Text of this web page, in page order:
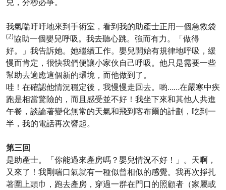
我氣喘吁吁地來到手術室，看到我的助產士正用一個急救袋
(2)協助一個嬰兒呼吸。我去聽心跳。強而有力。「做得
好。」我告訴她。她繼續工作。嬰兒開始有規律地呼吸，緩
慢而肯定，很快我們便讓小家伙自己呼吸。他只是需要一些
幫助去適應這個新的環境，而他做到了。
哇！在確認他情況穩定後，我慢慢走回去。喲……在嚴寒中疾
跑是相當驚險的，而且感受並不好！我坐下來和其他人共進
午餐，談論著變化無常的天氣和飛到喀布爾的計劃，吃到一
半，我的電話再次響起。
第三回
是助產士。「你能過來產房嗎？嬰兒情況不好！」。天啊，
又來了！我剛喘口氣就有一種似曾相似的感覺。我再次掙扎
著圍上頭巾，跑去產房，穿過一群在門口的照顧者（家屬或